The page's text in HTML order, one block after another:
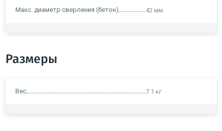
Макс. диаметр сверления (бетон) 42 мм
Размеры
Вес 7.1 кг